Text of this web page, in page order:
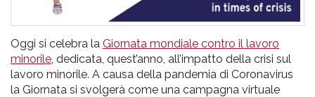
Oggi si celebra la Giornata mondiale contro il lavoro
minorile , dedicata, quest’anno, all’impatto della crisi sul
lavoro minorile. A causa della pandemia di Coronavirus
la Giornata si svolgerà come una campagna virtuale